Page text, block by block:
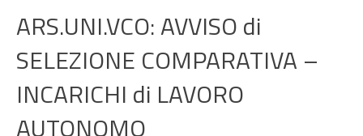
ARS.UNI.VCO: AVVISO di
SELEZIONE COMPARATIVA –
INCARICHI di LAVORO
AUTONOMO